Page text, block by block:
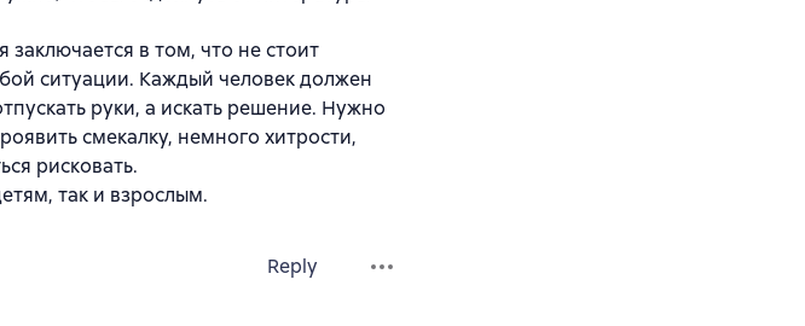
в том, что не стоит
ситуации. Каждый человек должен
руки, а искать решение. Нужно
смекалку, немного хитрости,
рисковать.
так и взрослым.
Reply